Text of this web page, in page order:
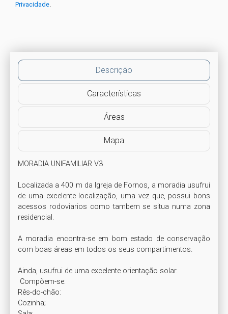
Privacidade
Descrição
Características
Áreas
Mapa
MORADIA UNIFAMILIAR V3
Localizada a 400 m da Igreja de Fornos, a moradia usufrui
de uma excelente localização, uma vez que, possui bons
acessos rodoviarios como tambem se situa numa zona
residencial.
A moradia encontra-se em bom estado de conservação
com boas áreas em todos os seus compartimentos.
Ainda, usufrui de uma excelente orientação solar.
Rês-do-chão:
Cozinha;